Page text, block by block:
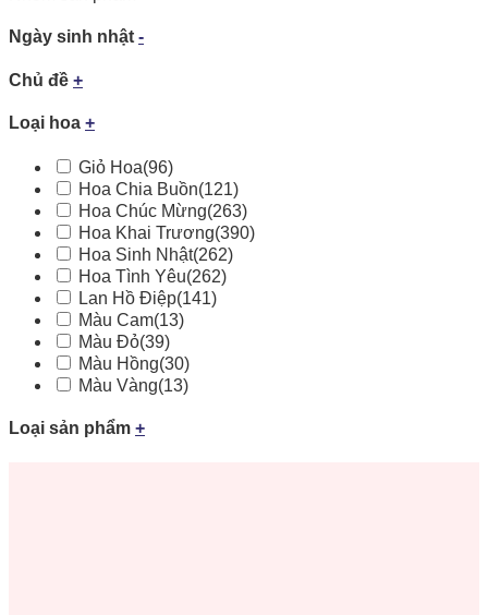
Ngày sinh nhật -
Chủ đề +
Loại hoa +
Giỏ Hoa(96)
Hoa Chia Buồn(121)
Hoa Chúc Mừng(263)
Hoa Khai Trương(390)
Hoa Sinh Nhật(262)
Hoa Tình Yêu(262)
Lan Hồ Điệp(141)
Màu Cam(13)
Màu Đỏ(39)
Màu Hồng(30)
Màu Vàng(13)
Loại sản phẩm +